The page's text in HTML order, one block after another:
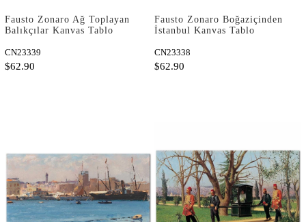
Fausto Zonaro Ağ Toplayan
Balıkçılar Kanvas Tablo
CN23339
$62.90
Fausto Zonaro Boğaziçinden
İstanbul Kanvas Tablo
CN23338
$62.90